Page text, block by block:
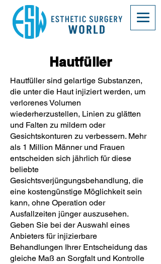
Hautfüller
Hautfüller sind gelartige Substanzen,
die unter die Haut injiziert werden, um
verlorenes Volumen
wiederherzustellen, Linien zu glätten
und Falten zu mildern oder
Gesichtskonturen zu verbessern. Mehr
als 1 Million Männer und Frauen
entscheiden sich jährlich für diese
beliebte
Gesichtsverjüngungsbehandlung, die
eine kostengünstige Möglichkeit sein
kann, ohne Operation oder
Ausfallzeiten jünger auszusehen.
Geben Sie bei der Auswahl eines
Anbieters für injizierbare
Behandlungen Ihrer Entscheidung das
gleiche Maß an Sorgfalt und Kontrolle